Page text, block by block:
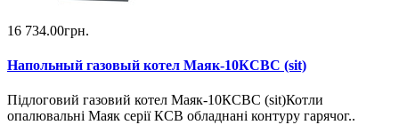
16 734.00грн.
Напольный газовый котел Маяк-10КСВС (sit)
Підлоговий газовий котел Маяк-10КСВС (sit)Котли
опалювальні Маяк серії КСВ обладнані контуру гарячог..